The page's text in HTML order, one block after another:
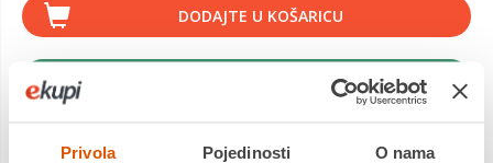
Privola Pojedinosti O nama
DODAJTE U KOŠARICU